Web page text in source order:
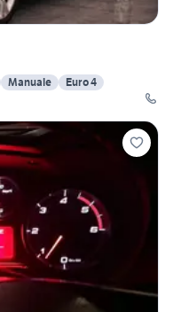
Manuale
Euro 4